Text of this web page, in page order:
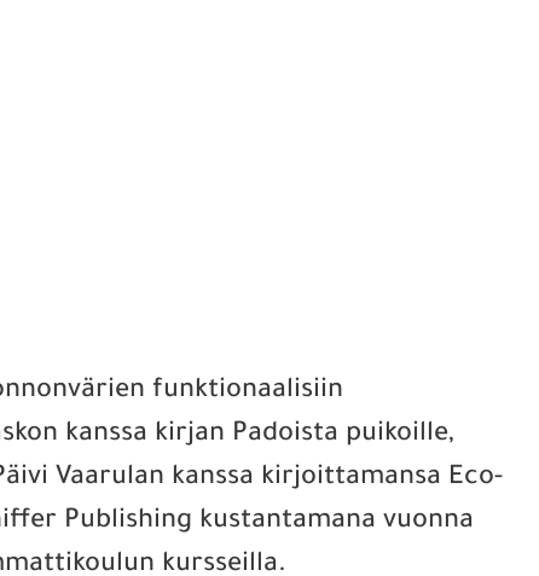
funktionaalisiin
kanssa kirjan Padoista puikoille,
Vaarulan kanssa kirjoittamansa Eco-
Publishing kustantamana vuonna
kursseilla.